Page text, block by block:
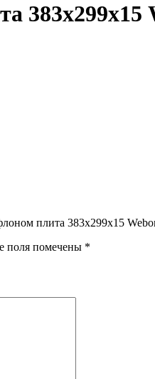
383х299х15
плита 383х299х15
поля помечены *